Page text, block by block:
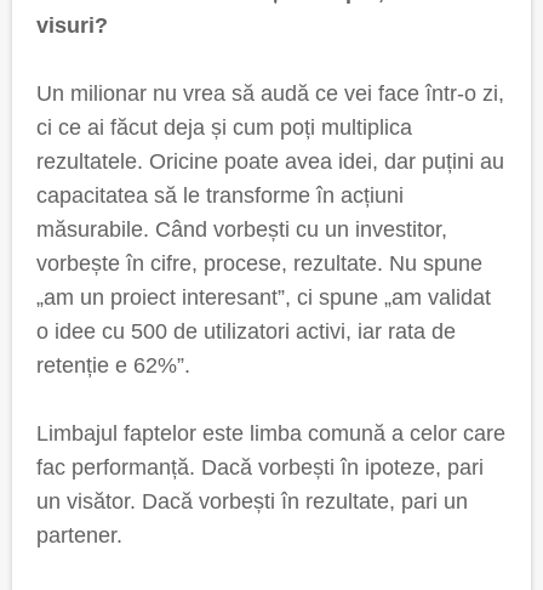
visuri?
Un milionar nu vrea să audă ce vei face într-o zi,
ci ce ai făcut deja și cum poți multiplica
rezultatele. Oricine poate avea idei, dar puțini au
capacitatea să le transforme în acțiuni
măsurabile. Când vorbești cu un investitor,
vorbește în cifre, procese, rezultate. Nu spune
„am un proiect interesant”, ci spune „am validat
o idee cu 500 de utilizatori activi, iar rata de
retenție e 62%”.
Limbajul faptelor este limba comună a celor care
fac performanță. Dacă vorbești în ipoteze, pari
un visător. Dacă vorbești în rezultate, pari un
partener.